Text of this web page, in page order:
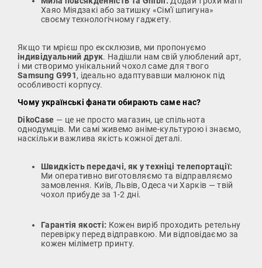
Хаяо Міядзакі або затишку «Сім'ї шпигуна»
своєму технологічному гаджету.
Якщо ти мрієш про ексклюзив, ми пропонуємо
індивідуальний друк. Надішли нам свій улюблений арт,
і ми створимо унікальний чохол саме для твого
Samsung G991, ідеально адаптувавши малюнок під
особливості корпусу.
Чому українські фанати обирають саме нас?
DikoCase — це не просто магазин, це спільнота
однодумців. Ми самі живемо аніме-культурою і знаємо,
наскільки важлива якість кожної деталі.
Швидкість передачі, як у техніці телепортації:
Ми оперативно виготовляємо та відправляємо
замовлення. Київ, Львів, Одеса чи Харків — твій
чохол прибуде за 1-2 дні.
Гарантія якості: Кожен виріб проходить ретельну
перевірку перед відправкою. Ми відповідаємо за
кожен міліметр принту.